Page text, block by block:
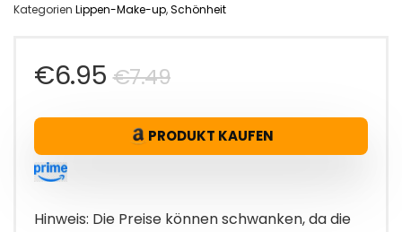
Kategorien Lippen-Make-up,Schönheit
€7.49Ursprünglicher
Preis
war:
€6.95
Aktueller
Preis
ist:
PRODUKT KAUFEN
Hinweis: Die Preise können schwanken, da die